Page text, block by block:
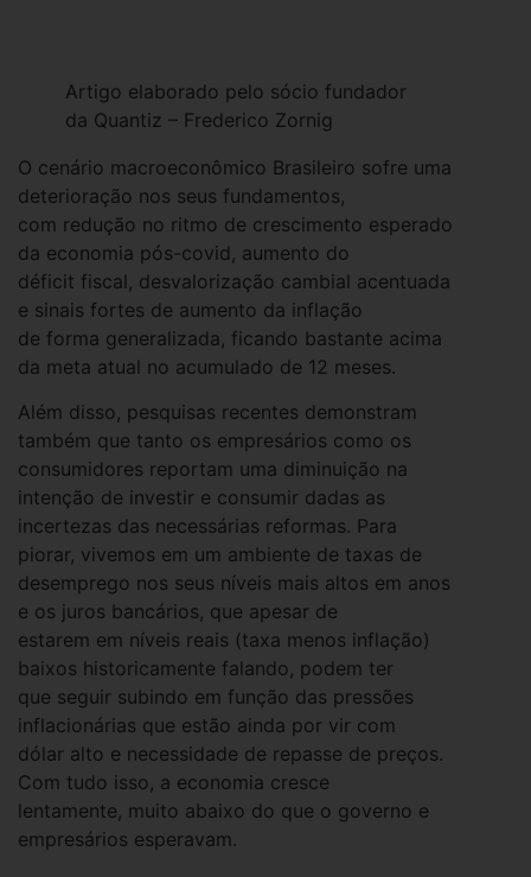
Artigo elaborado pelo sócio fundador
da Quantiz – Frederico Zornig
O cenário macroeconômico Brasileiro sofre uma
deterioração nos seus fundamentos,
com redução no ritmo de crescimento esperado
da economia pós-covid, aumento do
déficit fiscal, desvalorização cambial acentuada
e sinais fortes de aumento da inflação
de forma generalizada, ficando bastante acima
da meta atual no acumulado de 12 meses.
Além disso, pesquisas recentes demonstram
também que tanto os empresários como os
consumidores reportam uma diminuição na
intenção de investir e consumir dadas as
incertezas das necessárias reformas. Para
piorar, vivemos em um ambiente de taxas de
desemprego nos seus níveis mais altos em anos
e os juros bancários, que apesar de
estarem em níveis reais (taxa menos inflação)
baixos historicamente falando, podem ter
que seguir subindo em função das pressões
inflacionárias que estão ainda por vir com
dólar alto e necessidade de repasse de preços.
Com tudo isso, a economia cresce
lentamente, muito abaixo do que o governo e
empresários esperavam.